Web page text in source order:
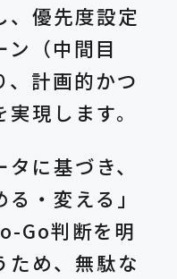
、優先度設定
ン（中間目
、計画的かつ
現します。
に基づき、
る・変える」
Go判断を明
ため、無駄な